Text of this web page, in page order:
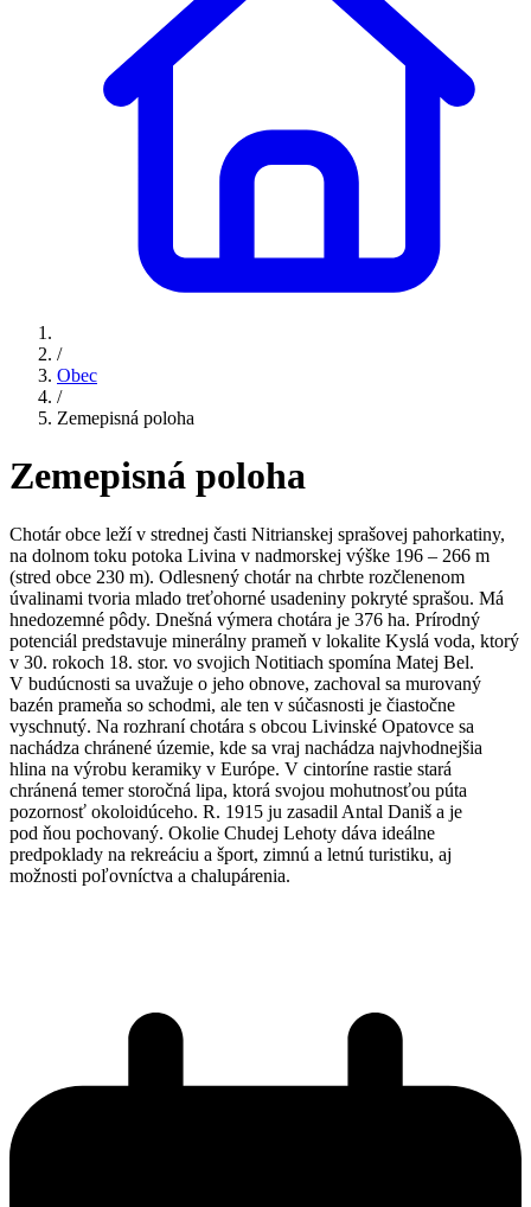
/
Obec
/
Zemepisná poloha
Zemepisná poloha
Chotár obce leží v strednej časti Nitrianskej sprašovej pahorkatiny,
na dolnom toku potoka Livina v nadmorskej výške 196 – 266 m
(stred obce 230 m). Odlesnený chotár na chrbte rozčlenenom
úvalinami tvoria mlado treťohorné usadeniny pokryté sprašou. Má
hnedozemné pôdy. Dnešná výmera chotára je 376 ha. Prírodný
potenciál predstavuje minerálny prameň v lokalite Kyslá voda, ktorý
v 30. rokoch 18. stor. vo svojich Notitiach spomína Matej Bel.
V budúcnosti sa uvažuje o jeho obnove, zachoval sa murovaný
bazén prameňa so schodmi, ale ten v súčasnosti je čiastočne
vyschnutý. Na rozhraní chotára s obcou Livinské Opatovce sa
nachádza chránené územie, kde sa vraj nachádza najvhodnejšia
hlina na výrobu keramiky v Európe. V cintoríne rastie stará
chránená temer storočná lipa, ktorá svojou mohutnosťou púta
pozornosť okoloidúceho. R. 1915 ju zasadil Antal Daniš a je
pod ňou pochovaný. Okolie Chudej Lehoty dáva ideálne
predpoklady na rekreáciu a šport, zimnú a letnú turistiku, aj
možnosti poľovníctva a chalupárenia.